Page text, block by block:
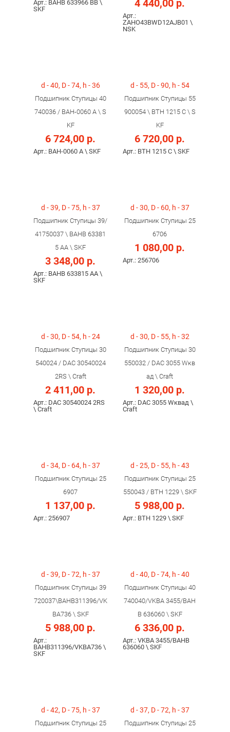
Арт.: BAHB 633966 BB \
SKF
4 440,00 р.
Арт.:
ZAHO43BWD12AJB01 \
NSK
d - 40, D - 74, h - 36
Подшипник Ступицы 40
740036 / BAH-0060 A \ S
KF
6 724,00 р.
Арт.: BAH-0060 A \ SKF
d - 55, D - 90, h - 54
Подшипник Ступицы 55
900054 \ BTH 1215 C \ S
KF
6 720,00 р.
Арт.: BTH 1215 C \ SKF
d - 39, D - 75, h - 37
Подшипник Ступицы 39/
41750037 \ BAHB 63381
5 AA \ SKF
3 348,00 р.
Арт.: BAHB 633815 AA \
SKF
d - 30, D - 60, h - 37
Подшипник Ступицы 25
6706
1 080,00 р.
Арт.: 256706
d - 30, D - 54, h - 24
Подшипник Ступицы 30
540024 / DAC 30540024
2RS \ Craft
2 411,00 р.
Арт.: DAC 30540024 2RS
\ Craft
d - 30, D - 55, h - 32
Подшипник Ступицы 30
550032 / DAC 3055 Wкв
ад \ Craft
1 320,00 р.
Арт.: DAC 3055 Wквад \
Craft
d - 34, D - 64, h - 37
Подшипник Ступицы 25
6907
1 137,00 р.
Арт.: 256907
d - 25, D - 55, h - 43
Подшипник Ступицы 25
550043 / BTH 1229 \ SKF
5 988,00 р.
Арт.: BTH 1229 \ SKF
d - 39, D - 72, h - 37
Подшипник Ступицы 39
720037\BAHB311396/VK
BA736 \ SKF
5 988,00 р.
Арт.:
BAHB311396/VKBA736 \
SKF
d - 40, D - 74, h - 40
Подшипник Ступицы 40
740040/VKBА 3455/BAH
B 636060 \ SKF
6 336,00 р.
Арт.: VKBА 3455/BAHB
636060 \ SKF
d - 42, D - 75, h - 37
Подшипник Ступицы 25
d - 37, D - 72, h - 37
Подшипник Ступицы 25